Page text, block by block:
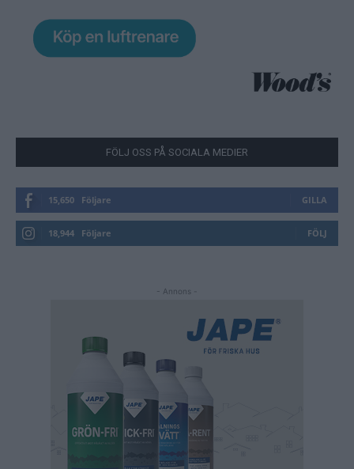
FÖLJ OSS PÅ SOCIALA MEDIER
15,650 Följare GILLA
18,944 Följare FÖLJ
- Annons -